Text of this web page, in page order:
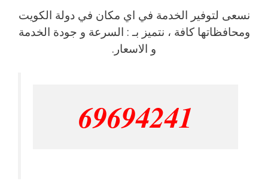
نسعى لتوفير الخدمة في اي مكان في دولة الكويت
ومحافظاتها كافة ، نتميز بـ : السرعة و جودة الخدمة
و الاسعار.
69694241